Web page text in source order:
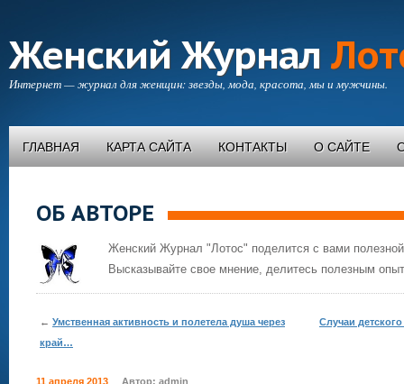
Женский Журнал
Интернет — журнал для женщин: звезды, мода, красота, мы и мужчины.
ГЛАВНАЯ КАРТА САЙТА КОНТАКТЫ О САЙТЕ
ОБ АВТОРЕ
Женский Журнал "Лотос" поделится с вами
Высказывайте свое мнение, делитесь полезным
← Умственная активность и полетела душа через
край…
Случаи
11 апреля 2013 Автор: admin